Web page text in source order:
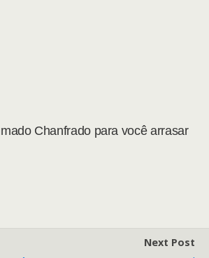
Chanfrado para você arrasar
Next Post